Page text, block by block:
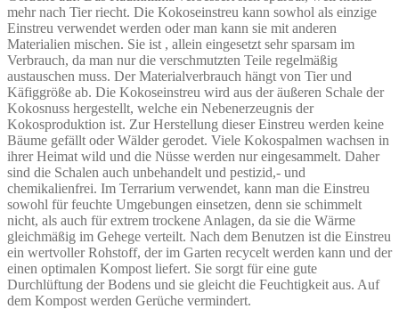
mehr nach Tier riecht. Die Kokoseinstreu kann sowhol als einzige
Einstreu verwendet werden oder man kann sie mit anderen
Materialien mischen. Sie ist , allein eingesetzt sehr sparsam im
Verbrauch, da man nur die verschmutzten Teile regelmäßig
austauschen muss. Der Materialverbrauch hängt von Tier und
Käfiggröße ab. Die Kokoseinstreu wird aus der äußeren Schale der
Kokosnuss hergestellt, welche ein Nebenerzeugnis der
Kokosproduktion ist. Zur Herstellung dieser Einstreu werden keine
Bäume gefällt oder Wälder gerodet. Viele Kokospalmen wachsen in
ihrer Heimat wild und die Nüsse werden nur eingesammelt. Daher
sind die Schalen auch unbehandelt und pestizid,- und
chemikalienfrei. Im Terrarium verwendet, kann man die Einstreu
sowohl für feuchte Umgebungen einsetzen, denn sie schimmelt
nicht, als auch für extrem trockene Anlagen, da sie die Wärme
gleichmäßig im Gehege verteilt. Nach dem Benutzen ist die Einstreu
ein wertvoller Rohstoff, der im Garten recycelt werden kann und der
einen optimalen Kompost liefert. Sie sorgt für eine gute
Durchlüftung der Bodens und sie gleicht die Feuchtigkeit aus. Auf
dem Kompost werden Gerüche vermindert.